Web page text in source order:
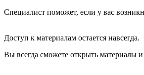
Специалист поможет, если у вас
Доступ к материалам остается навсегда.
Вы всегда сможете открыть материалы